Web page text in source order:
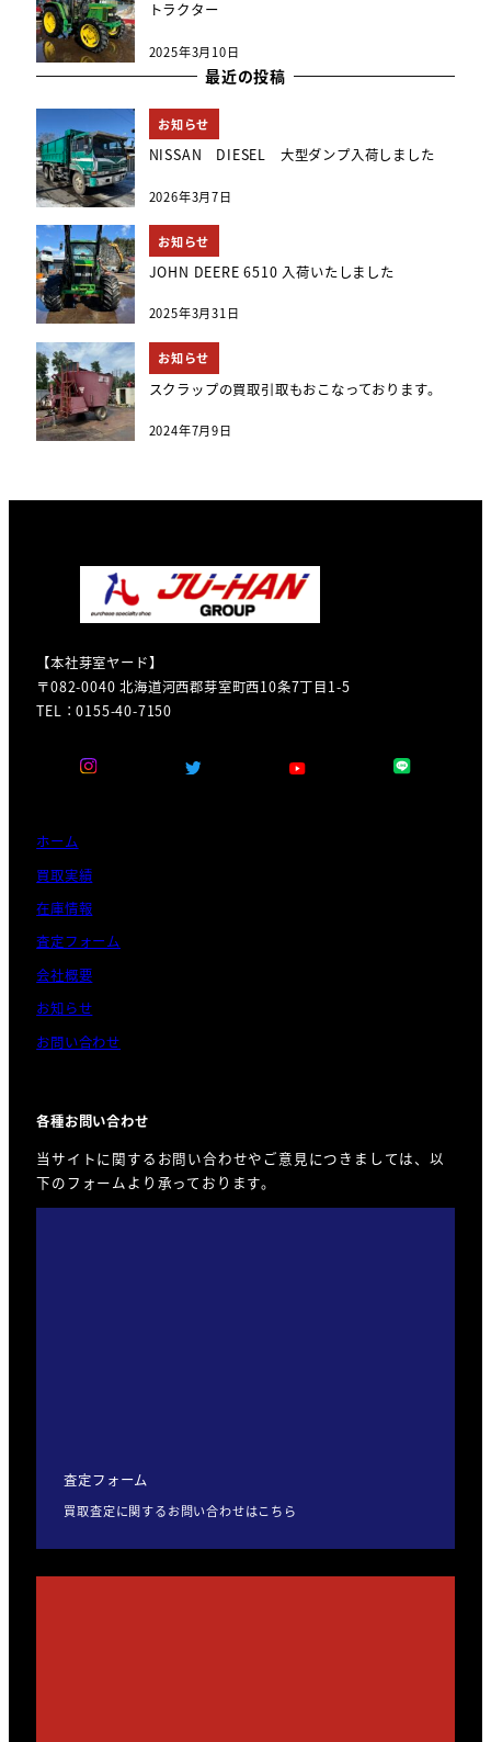
トラクター
2025年3月10日
最近の投稿
お知らせ
NISSAN DIESEL 大型ダンプ入荷しました
2026年3月7日
お知らせ
JOHN DEERE 6510 入荷いたしました
2025年3月31日
お知らせ
スクラップの買取引取もおこなっております。
2024年7月9日
【本社芽室ヤード】
〒082-0040 北海道河西郡芽室町西10条7丁目1-5
TEL：0155-40-7150
ホーム
買取実績
在庫情報
査定フォーム
会社概要
お知らせ
お問い合わせ
各種お問い合わせ
当サイトに関するお問い合わせやご意見につきましては、以
下のフォームより承っております。
査定フォーム
買取査定に関するお問い合わせはこちら